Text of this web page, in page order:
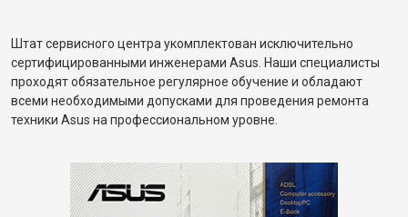
Штат сервисного центра укомплектован исключительно
сертифицированными инженерами Asus. Наши специалисты
проходят обязательное регулярное обучение и обладают
всеми необходимыми допусками для проведения ремонта
техники Asus на профессиональном уровне.